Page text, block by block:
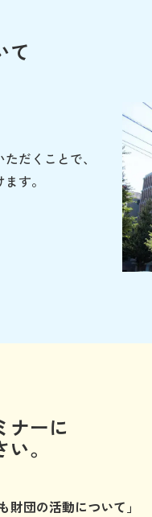
て
だくことで、
す。
ナーに
。
財団の活動について」